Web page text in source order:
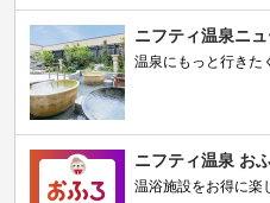
ニフティ温泉ニ
温泉にもっと行きた
ニフティ温泉 お
温浴施設をお得に楽